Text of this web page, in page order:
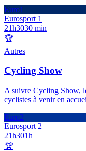
Euro1
Eurosport 1
21h3030 min
🏆
Autres
Cycling Show
A suivre Cycling Show,
cyclistes à venir en
Euro2
Eurosport 2
21h301h
🏆